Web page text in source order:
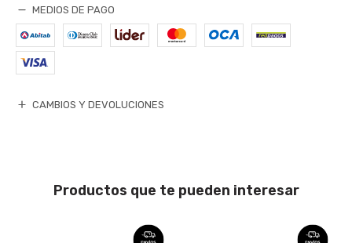
MEDIOS DE PAGO
CAMBIOS Y DEVOLUCIONES
Productos que te pueden interesar